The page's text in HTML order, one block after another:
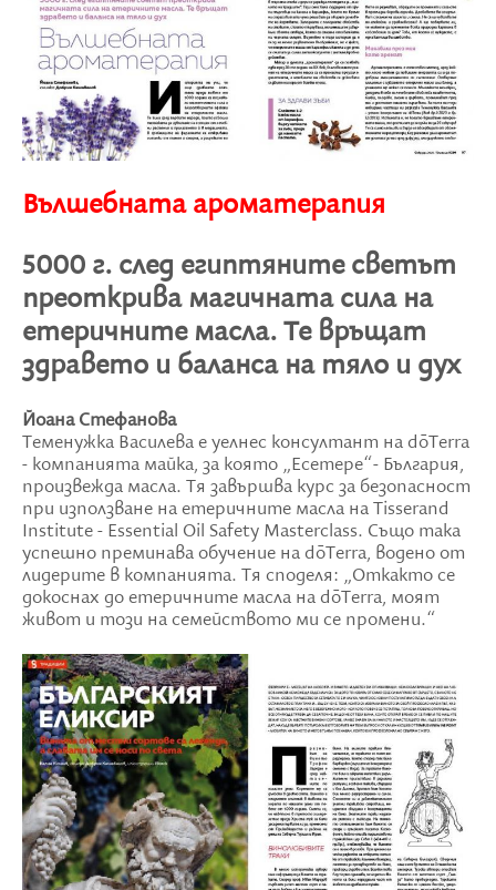
Вълшебната ароматерапия
5000 г. след египтяните светът
преоткрива магичната сила на
етеричните масла. Те връщат
здравето и баланса на тяло и дух
Йоана Стефанова
Теменужка Василева е уелнес консултант на dōTеrra
- компанията майка, за която „Есетере“- България,
произвежда масла. Тя завършва курс за безопасност
при използване на етеричните масла на Tisserand
Institute - Essential Oil Safety Masterclass. Също така
успешно преминава обучение на dōTеrra, водено от
лидерите в компанията. Тя споделя: „Откакто се
докоснах до етеричните масла на dōTеrra, моят
живот и този на семейството ми се промени.“